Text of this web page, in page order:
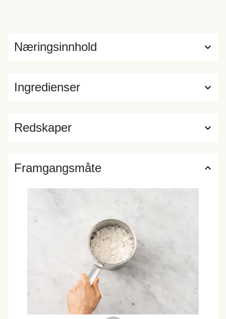
Ingredienser
Næringsinnhold
Redskaper
Framgangsmåte